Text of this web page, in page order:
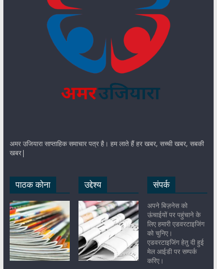
अमर उजियारा साप्ताहिक समाचार पत्र है। हम लाते हैं हर खबर, सच्ची खबर, सबकी
खबर|
पाठक कोना उद्देश्य संपर्क
अपने बिज़नेस को
ऊंचाईयों पर पहुंचाने के
लिए हमारी एडवरटाइजिंग
को चुनिए।
एडवरटाइजिंग हेतु दी हुई
मेल आईडी पर सम्पर्क
करिए।